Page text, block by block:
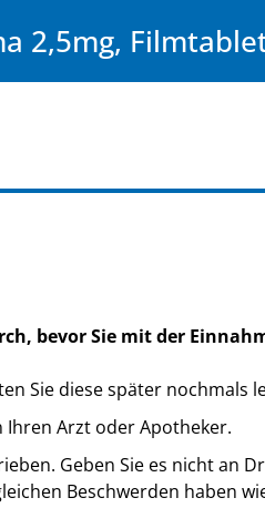
2,5mg,
bevor Sie mit der
Sie diese später nochmals
Ihren Arzt oder Apotheker.
Geben Sie es nicht an
Beschwerden haben